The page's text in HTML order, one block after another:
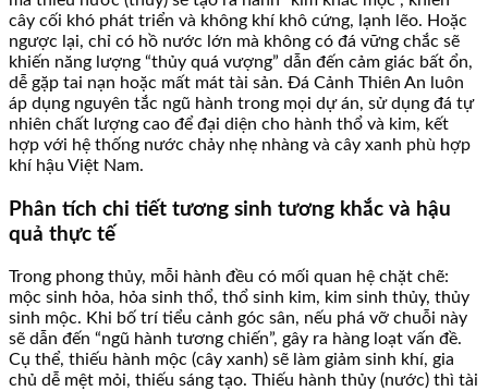
cây cối khó phát triển và không khí khô cứng, lạnh lẽo. Hoặc
ngược lại, chỉ có hồ nước lớn mà không có đá vững chắc sẽ
khiến năng lượng “thủy quá vượng” dẫn đến cảm giác bất ổn,
dễ gặp tai nạn hoặc mất mát tài sản. Đá Cảnh Thiên An luôn
áp dụng nguyên tắc ngũ hành trong mọi dự án, sử dụng đá tự
nhiên chất lượng cao để đại diện cho hành thổ và kim, kết
hợp với hệ thống nước chảy nhẹ nhàng và cây xanh phù hợp
khí hậu Việt Nam.
Phân tích chi tiết tương sinh tương khắc và hậu
quả thực tế
Trong phong thủy, mỗi hành đều có mối quan hệ chặt chẽ:
mộc sinh hỏa, hỏa sinh thổ, thổ sinh kim, kim sinh thủy, thủy
sinh mộc. Khi bố trí tiểu cảnh góc sân, nếu phá vỡ chuỗi này
sẽ dẫn đến “ngũ hành tương chiến”, gây ra hàng loạt vấn đề.
Cụ thể, thiếu hành mộc (cây xanh) sẽ làm giảm sinh khí, gia
chủ dễ mệt mỏi, thiếu sáng tạo. Thiếu hành thủy (nước) thì tài